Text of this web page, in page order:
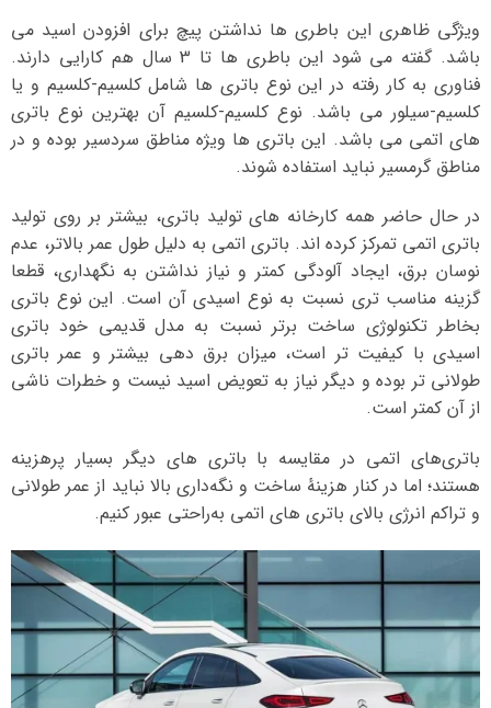
ویژگی ظاهری این باطری ها نداشتن پیچ برای افزودن اسید می
باشد. گفته می شود این باطری ها تا 3 سال هم کارایی دارند.
فناوری به کار رفته در این نوع باتری ها شامل کلسیم-کلسیم و یا
کلسیم-سیلور می باشد. نوع کلسیم-کلسیم آن بهترین نوع باتری
های اتمی می باشد. این باتری ها ویژه مناطق سردسیر بوده و در
مناطق گرمسیر نباید استفاده شوند.
در حال حاضر همه کارخانه های تولید باتری، بیشتر بر روی تولید
باتری اتمی تمرکز کرده اند. باتری اتمی به دلیل طول عمر بالاتر، عدم
نوسان برق، ایجاد آلودگی کمتر و نیاز نداشتن به نگهداری، قطعا
گزینه مناسب تری نسبت به نوع اسیدی آن است. این نوع باتری
بخاطر تکنولوژی ساخت برتر نسبت به مدل قدیمی خود باتری
اسیدی با کیفیت تر است، میزان برق دهی بیشتر و عمر باتری
طولانی تر بوده و دیگر نیاز به تعویض اسید نیست و خطرات ناشی
از آن کمتر است.
باتری‌های اتمی در مقایسه با باتری‌ های دیگر بسیار پرهزینه
هستند؛ اما در کنار هزینهٔ ساخت و نگه‌داری بالا نباید از عمر طولانی
و تراکم انرژی بالای باتری‌ های اتمی به‌راحتی عبور کنیم.